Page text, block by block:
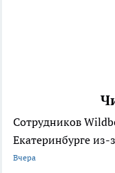
Сотрудников
Екатеринбурге из-
Вчера